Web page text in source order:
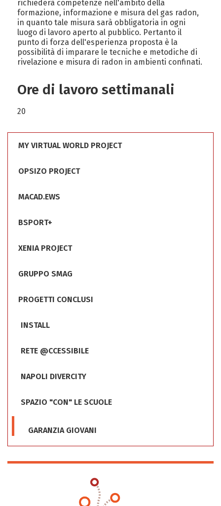
richiederà competenze nell'ambito della
formazione, informazione e misura del gas radon,
in quanto tale misura sarà obbligatoria in ogni
luogo di lavoro aperto al pubblico. Pertanto il
punto di forza dell'esperienza proposta è la
possibilità di imparare le tecniche e metodiche di
rivelazione e misura di radon in ambienti confinati.
Ore di lavoro settimanali
20
MY VIRTUAL WORLD PROJECT
OPSIZO PROJECT
MACAD.EWS
BSPORT+
XENIA PROJECT
GRUPPO SMAG
PROGETTI CONCLUSI
INSTALL
RETE @CCESSIBILE
NAPOLI DIVERCITY
SPAZIO "CON" LE SCUOLE
GARANZIA GIOVANI